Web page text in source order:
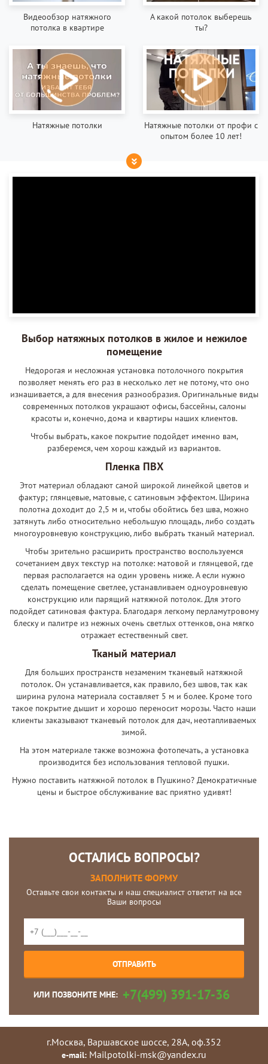
Видеообзор натяжного
потолка в квартире
А какой потолок выберешь
ты?
Натяжные потолки
Натяжные потолки от профи с
опытом более 10 лет!
Выбор натяжных потолков в жилое и нежилое
помещение
Недорогая и несложная установка потолочного покрытия
позволяет менять его раз в несколько лет не потому, что оно
изнашивается, а для внесения разнообразия. Оригинальные виды
современных потолков украшают офисы, бассейны, салоны
красоты и, конечно, дома и квартиры наших клиентов.
Чтобы выбрать, какое покрытие подойдет именно вам,
разберемся, чем хорош каждый из вариантов.
Пленка ПВХ
Этот материал обладают самой широкой линейкой цветов и
фактур; глянцевые, матовые, с сатиновым эффектом. Ширина
полотна доходит до 2,5 м и, чтобы обойтись без шва, можно
затянуть либо относительно небольшую площадь, либо создать
многоуровневую конструкцию, либо выбрать тканый материал.
Чтобы зрительно расширить пространство воспользуемся
сочетанием двух текстур на потолке: матовой и глянцевой, где
первая располагается на один уровень ниже. А если нужно
сделать помещение светлее, устанавливаем одноуровневую
конструкцию или парящий натяжной потолок. Для этого
подойдет сатиновая фактура. Благодаря легкому перламутровому
блеску и палитре из нежных очень светлых оттенков, она мягко
отражает естественный свет.
Тканый материал
Для больших пространств незаменим тканевый натяжной
потолок. Он устанавливается, как правило, без швов, так как
ширина рулона материала составляет 5 м и более. Кроме того
такое покрытие дышит и хорошо переносит морозы. Часто наши
клиенты заказывают тканевый потолок для дач, неотапливаемых
зимой.
На этом материале также возможна фотопечать, а установка
производится без использования тепловой пушки.
Нужно поставить натяжной потолок в Пушкино? Демократичные
цены и быстрое обслуживание вас приятно удивят!
ОСТАЛИСЬ ВОПРОСЫ?
ЗАПОЛНИТЕ ФОРМУ
Оставьте свои контакты и наш специалист ответит на все
Ваши вопросы
ИЛИ ПОЗВОНИТЕ МНЕ: +7(499) 391-17-36
г.Москва, Варшавское шоссе, 28А, оф.352
e-mail: Mailpotolki-msk@yandex.ru